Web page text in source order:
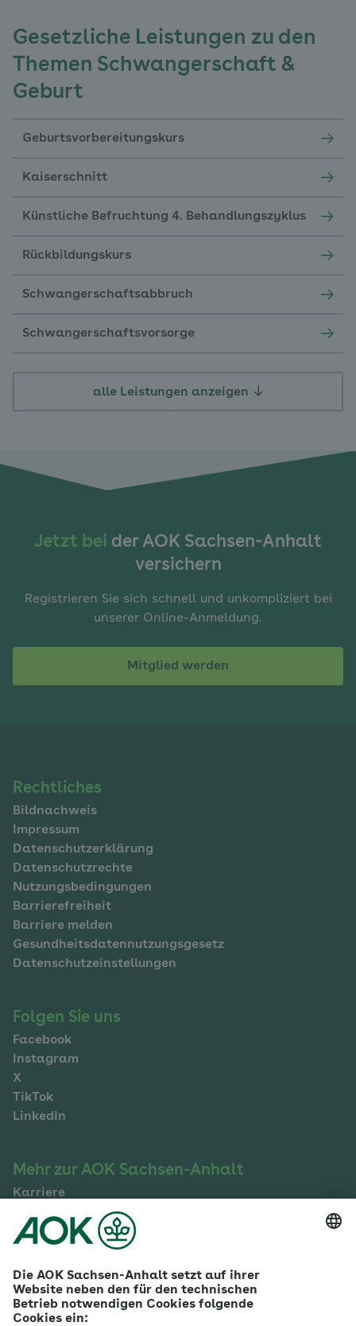
Gesetzliche Leistungen zu den
Themen Schwangerschaft &
Geburt
Geburtsvorbereitungskurs
Kaiserschnitt
Künstliche Befruchtung 4. Behandlungszyklus
Rückbildungskurs
Schwangerschaftsabbruch
Schwangerschaftsvorsorge
alle Leistungen anzeigen
Jetzt bei der AOK Sachsen-Anhalt
versichern
Registrieren Sie sich schnell und unkompliziert bei
unserer Online-Anmeldung.
Mitglied werden
Navigation
im
Fußbereich
Rechtliches
Bildnachweis
Impressum
Datenschutzerklärung
Datenschutzrechte
Nutzungsbedingungen
Barrierefreiheit
Barriere melden
Gesundheitsdatennutzungsgesetz
Datenschutzeinstellungen
Folgen Sie uns
Facebook
Instagram
X
TikTok
LinkedIn
Mehr zur AOK Sachsen-Anhalt
Karriere
Betriebliches Gesundheitsmanagement
Gesundheitspartner
Betreuer- & Bevollmächtigte
Die AOK - Wir über uns